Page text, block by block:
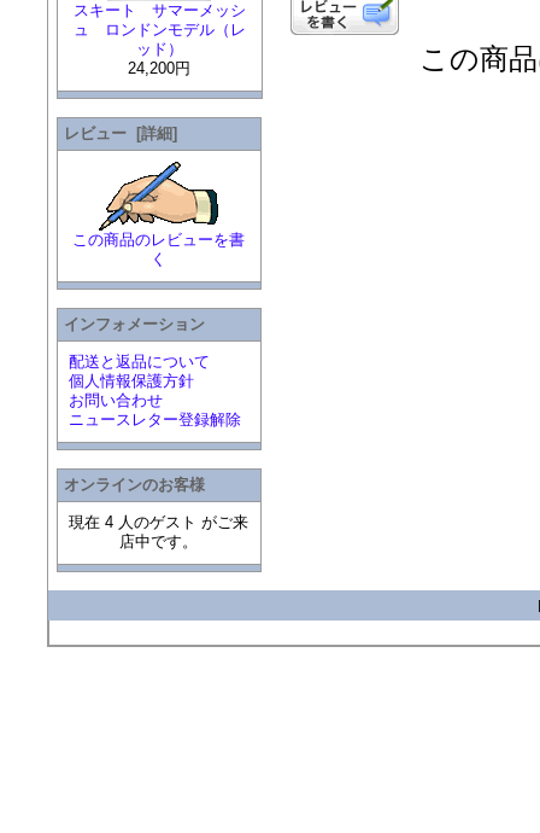
スキート サマーメッシ
ュ ロンドンモデル（レ
ッド）
24,200円
レビュー [詳細]
この商品のレビューを書
く
インフォメーション
配送と返品について
個人情報保護方針
お問い合わせ
ニュースレター登録解除
オンラインのお客様
現在 4 人のゲスト がご来
店中です。
この商